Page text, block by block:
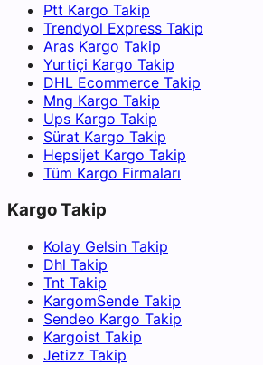
Ptt Kargo Takip
Trendyol Express Takip
Aras Kargo Takip
Yurtiçi Kargo Takip
DHL Ecommerce Takip
Mng Kargo Takip
Ups Kargo Takip
Sürat Kargo Takip
Hepsijet Kargo Takip
Tüm Kargo Firmaları
Kargo Takip
Kolay Gelsin Takip
Dhl Takip
Tnt Takip
KargomSende Takip
Sendeo Kargo Takip
Kargoist Takip
Jetizz Takip